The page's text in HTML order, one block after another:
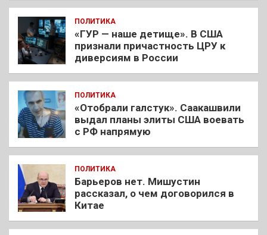
ПОЛИТИКА
«ГУР — наше детище». В США
признали причастность ЦРУ к
диверсиям в России
ПОЛИТИКА
«Отобрали галстук». Саакашвили
выдал планы элиты США воевать
с РФ напрямую
ПОЛИТИКА
Барьеров нет. Мишустин
рассказал, о чем договорился в
Китае